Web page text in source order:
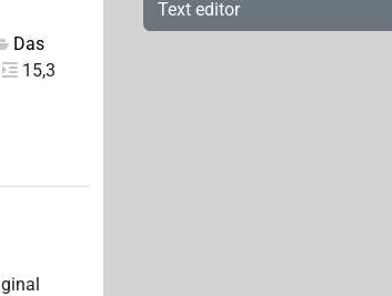
Das
15,3
Text editor